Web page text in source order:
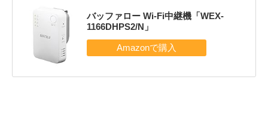
バッファロー Wi-Fi中継機「WEX-
1166DHPS2/N」